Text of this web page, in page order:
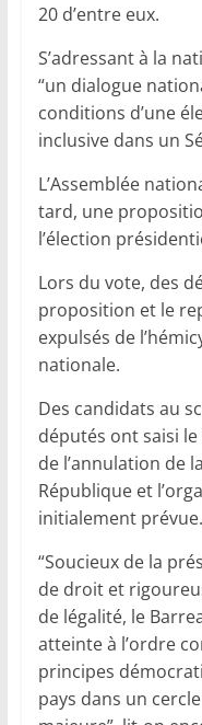
20 d’entre eux.
S’adressant à la
“un dialogue
conditions d’une
inclusive dans un
L’Assemblée
tard, une
l’élection
Lors du vote, des
proposition et le
expulsés de
nationale.
Des candidats au
députés ont saisi
de l’annulation de
République et
initialement prévue.
“Soucieux de la
de droit et
de légalité, le
atteinte à l’ordre
principes
pays dans un